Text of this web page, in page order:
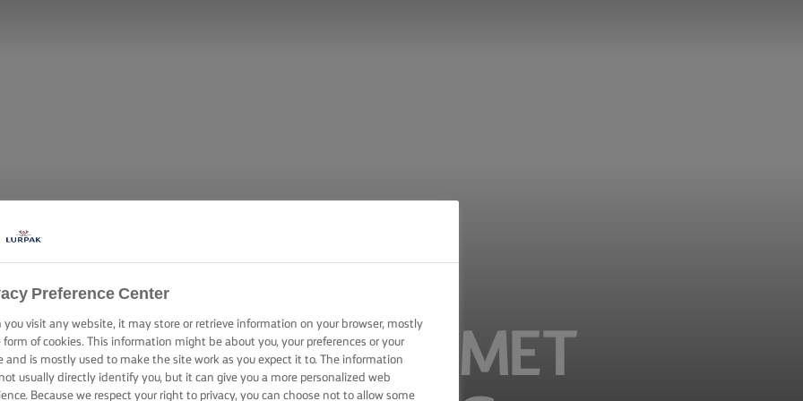
CITROENCAKE MET
Preference Center
you visit any website, it may store or retrieve information on your browser, mostly
of cookies. This information might be about you, your preferences or your
and is mostly used to make the site work as you expect it to. The information
usually directly identify you, but it can give you a more personalized web
Because we respect your right to privacy, you can choose not to allow some